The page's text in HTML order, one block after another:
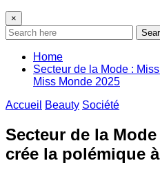
×
Home
Secteur de la Mode :
Miss Monde 2025
Accueil
Beauty Société
Secteur de la
crée la polémique